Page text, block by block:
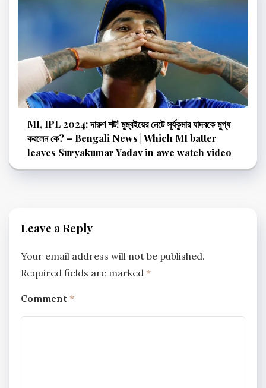
MI, IPL 2024: দারুণ শট! মুম্বইয়ের নেটে সূর্যকুমার যাদবকে মুগ্ধ
করলেন কে? – Bengali News | Which MI batter
leaves Suryakumar Yadav in awe watch video
Leave a Reply
Your email address will not be published.
Required fields are marked *
Comment *